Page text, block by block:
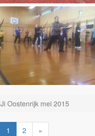
Oostenrijk mei 2015
1 2 »